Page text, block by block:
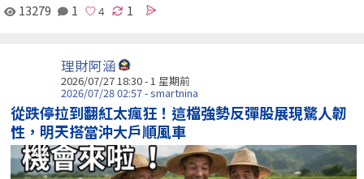
13279 1 1
理財阿涵
2026/07/27 18:30 - 1 星期前
2026/07/28 02:57 - smartnina
從跌停拉到翻紅太瘋狂！這檔強勢反彈股展現驚人韌
性，明天搭當沖大戶順風車